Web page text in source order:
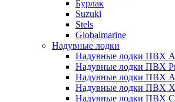
Бурлак
Suzuki
Stels
Globalmarine
Надувные лодки
Надувные лодки ПВХ
Надувные лодки ПВХ
Надувные лодки ПВХ
Надувные лодки ПВХ
Надувные лодки ПВХ